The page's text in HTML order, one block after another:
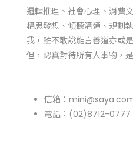
邏輯推理、社會心理、消費
構思發想、傾聽溝通、規劃
我，雖不敢說能言善道亦或
但，認真對待所有人事
信箱：
電話：(02)8712-0777